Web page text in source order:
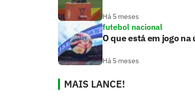
Há 5 meses
futebol nacional
O que está em jogo
Há 5 meses
MAIS LANCE!